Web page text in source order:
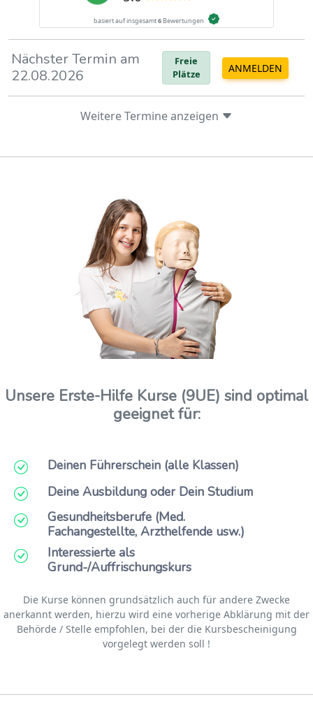
Google Bewertungen
5.0
basiert auf insgesamt6Bewertungen
Nächster Termin am
22.08.2026
Freie
Plätze
ANMELDEN
Weitere Termine anzeigen
Unsere Erste-Hilfe Kurse (9UE) sind optimal
geeignet für:
Deinen Führerschein (alle Klassen)
Deine Ausbildung oder Dein Studium
Gesundheitsberufe (Med.
Fachangestellte, Arzthelfende usw.)
Interessierte als
Grund-/Auffrischungskurs
Die Kurse können grundsätzlich auch für andere Zwecke
anerkannt werden, hierzu wird eine vorherige Abklärung mit der
Behörde / Stelle empfohlen, bei der die Kursbescheinigung
vorgelegt werden soll !